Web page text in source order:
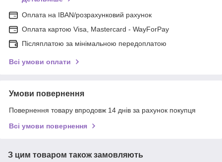
Оплата на IBAN/розрахунковий рахунок
Оплата картою Visa, Mastercard - WayForPay
Післяплатою за мінімальною передоплатою
Всі умови оплати
Умови повернення
Повернення товару впродовж 14 днів за рахунок покупця
Всі умови повернення
З цим товаром також замовляють